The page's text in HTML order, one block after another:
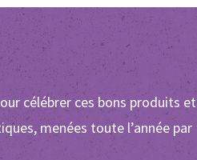
célébrer ces bons produits et
menées toute l’année par